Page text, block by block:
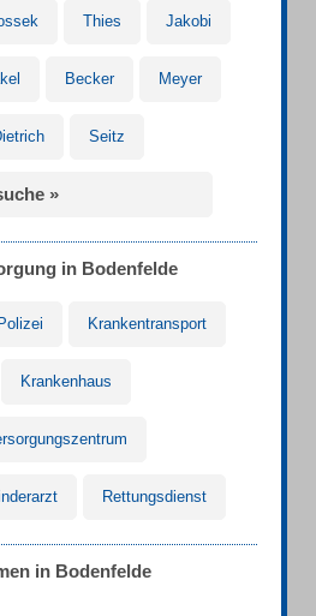
Thies Jakobi
Becker Meyer
Seitz
»
in Bodenfelde
Polizei Krankentransport
Krankenhaus
Rettungsdienst
in Bodenfelde